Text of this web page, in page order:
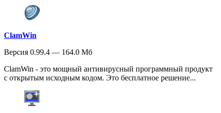
ClamWin
Версия 0.99.4 — 164.0 Мб
ClamWin - это мощный антивирусный программный продукт
с открытым исходным кодом. Это бесплатное решение...